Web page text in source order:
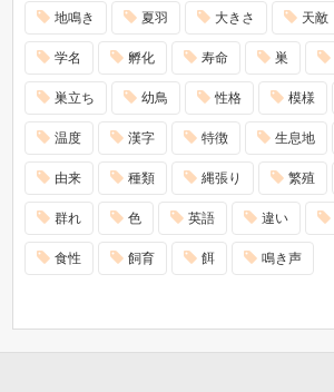
地鳴き 夏羽 大きさ 天敵
学名 孵化 寿命 巣
巣立ち 幼鳥 性格 模様
温度 漢字 特徴 生息地
由来 種類 縄張り 繁殖
群れ 色 英語 違い
食性 飼育 餌 鳴き声